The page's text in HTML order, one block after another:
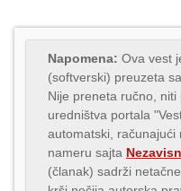
Napomena: Ova vest
(softverski) preuzeta
Nije preneta ručno,
uredništva portala
automatski, računajući
nameru sajta
(članak) sadrži